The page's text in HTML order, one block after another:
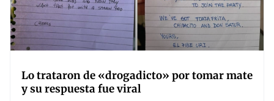
Lo trataron de «drogadicto» por tomar mate
y su respuesta fue viral